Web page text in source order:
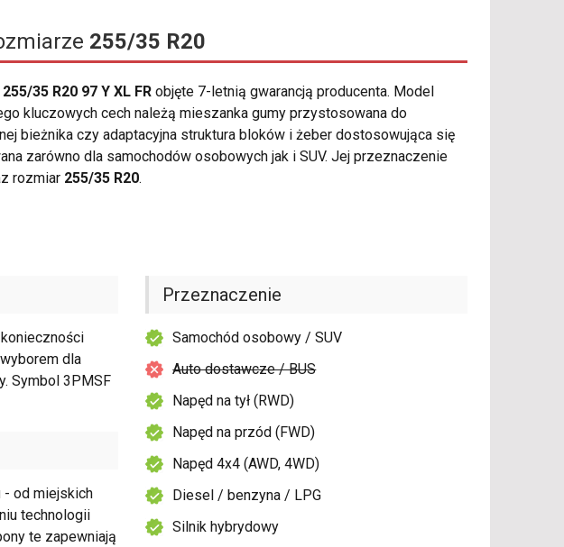
255/35 R20
35 R20 97 Y XL FR objęte 7-letnią gwarancją producenta. Model
kluczowych cech należą mieszanka gumy przystosowana do
bieżnika czy adaptacyjna struktura bloków i żeber dostosowująca się
zarówno dla samochodów osobowych jak i SUV. Jej przeznaczenie
rozmiar 255/35 R20.
dla
Symbol 3PMSF
- od miejskich
technologii
te zapewniają
Przeznaczenie
Samochód osobowy / SUV
Auto dostawcze / BUS
Napęd na tył (RWD)
Napęd na przód (FWD)
Napęd 4x4 (AWD, 4WD)
Diesel / benzyna / LPG
Silnik hybrydowy